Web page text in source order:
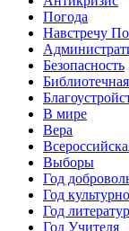
Погода
Навстречу
Безопасность
В мире
Вера
Выборы
Год
Год
Год
Год Учителя